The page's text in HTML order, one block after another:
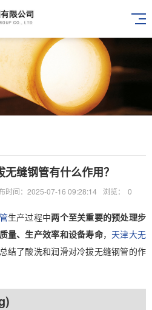
缝钢管有什么作用？
时间：2025-07-16 09:28:14 浏览： 0
生产过程中两个至关重要的预处理步
量、生产效率和设备寿命， 天津大无
结了酸洗和润滑对冷拔无缝钢管的作